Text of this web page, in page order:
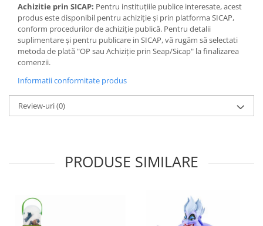
Achizitie prin SICAP: Pentru instituțiile publice interesate, acest
produs este disponibil pentru achiziție și prin platforma SICAP,
conform procedurilor de achiziție publică. Pentru detalii
suplimentare și pentru publicare in SICAP, vă rugăm să selectati
metoda de plată "OP sau Achiziție prin Seap/Sicap" la finalizarea
comenzii.
Informatii conformitate produs
Review-uri(0)
PRODUSE SIMILARE